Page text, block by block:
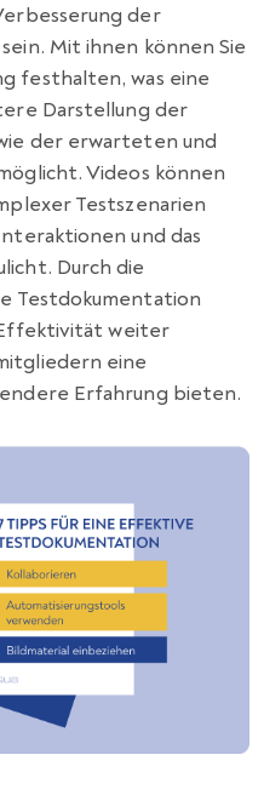
der
Mit ihnen können Sie
festhalten, was eine
Darstellung der
der erwarteten und
Videos können
Testszenarien
und das
Durch die
Testdokumentation
weiter
eine
Erfahrung bieten.